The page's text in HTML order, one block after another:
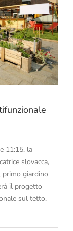
11:15, la
slovacca,
primo giardino
il progetto
sul tetto.